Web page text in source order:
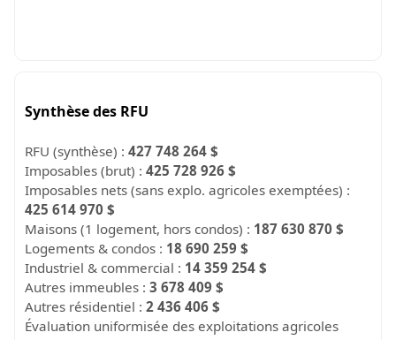
Synthèse des RFU
RFU (synthèse) :427 748 264 $
Imposables (brut) :425 728 926 $
Imposables nets (sans explo. agricoles exemptées) :
425 614 970 $
Maisons (1 logement, hors condos) : 187 630 870 $
Logements & condos : 18 690 259 $
Industriel & commercial : 14 359 254 $
Autres immeubles :3 678 409 $
Autres résidentiel :2 436 406 $
Évaluation uniformisée des exploitations agricoles